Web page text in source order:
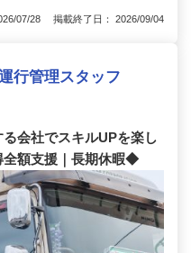
07/28 掲載終了日： 2026/09/04
行管理スタッフ
る会社でスキルUPを楽し
額支援｜長期休暇◆